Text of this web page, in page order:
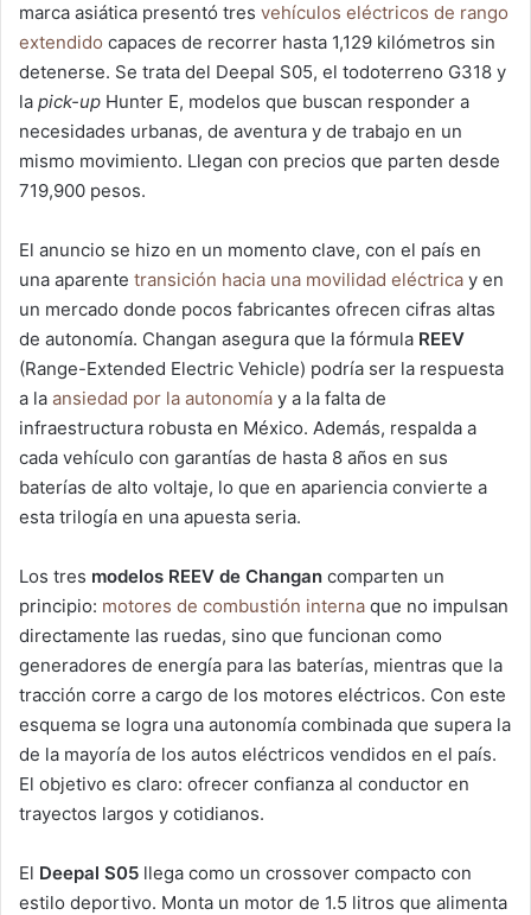
marca asiática presentó tres vehículos eléctricos de rango
extendido capaces de recorrer hasta 1,129 kilómetros sin
detenerse. Se trata del Deepal S05, el todoterreno G318 y
la pick-up Hunter E, modelos que buscan responder a
necesidades urbanas, de aventura y de trabajo en un
mismo movimiento. Llegan con precios que parten desde
719,900 pesos.
El anuncio se hizo en un momento clave, con el país en
una aparente transición hacia una movilidad eléctrica y en
un mercado donde pocos fabricantes ofrecen cifras altas
de autonomía. Changan asegura que la fórmula REEV
(Range-Extended Electric Vehicle) podría ser la respuesta
a la ansiedad por la autonomía y a la falta de
infraestructura robusta en México. Además, respalda a
cada vehículo con garantías de hasta 8 años en sus
baterías de alto voltaje, lo que en apariencia convierte a
esta trilogía en una apuesta seria.
Los tres modelos REEV de Changan comparten un
principio: motores de combustión interna que no impulsan
directamente las ruedas, sino que funcionan como
generadores de energía para las baterías, mientras que la
tracción corre a cargo de los motores eléctricos. Con este
esquema se logra una autonomía combinada que supera la
de la mayoría de los autos eléctricos vendidos en el país.
El objetivo es claro: ofrecer confianza al conductor en
trayectos largos y cotidianos.
El Deepal S05 llega como un crossover compacto con
estilo deportivo. Monta un motor de 1.5 litros que alimenta